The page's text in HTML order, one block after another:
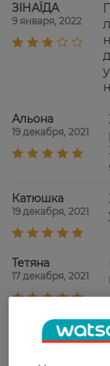
ЗІНАЇДА
9 января, 2022
Альона
19 декабря, 2021
Катюшка
19 декабря, 2021
Тетяна
17 декабря, 2021
Наталия
20 сентября, 2021